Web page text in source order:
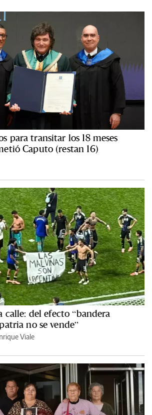
para transitar los 18 meses
Caputo (restan 16)
calle: del efecto “bandera
no se vende”
Viale